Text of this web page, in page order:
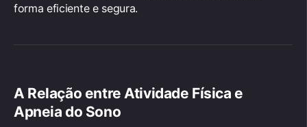
forma eficiente e segura.
A Relação entre Atividade Física e
Apneia do Sono